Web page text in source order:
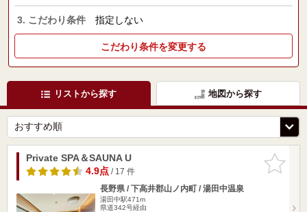
3. こだわり条件 指定しない
こだわり条件を変更する
リストから探す 地図から探す
お気に入
りに追加
Private SPA＆SAUNA U
4.9点/ 17 件
長野県 / 下高井郡山ノ内町 / 湯田中温泉
湯田中駅471m
県道342号経由